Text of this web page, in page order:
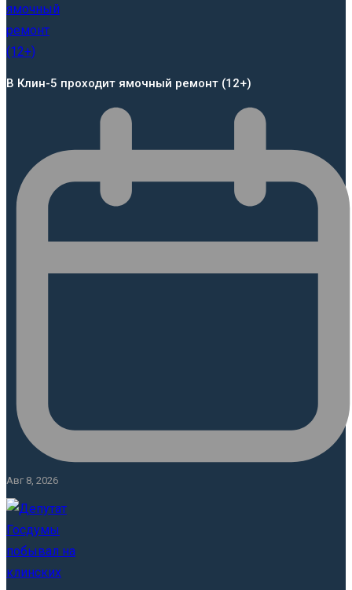
В Клин-5 проходит ямочный ремонт (12+)
Авг 8, 2026